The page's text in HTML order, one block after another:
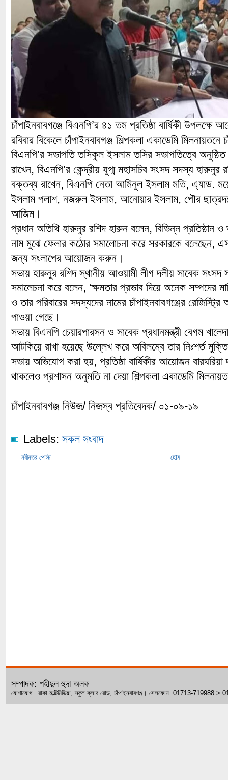
চাঁপাইনবাবগঞ্জে বিএনপি’র ৪১ তম প্রতিষ্ঠা বার্ষিকী
রবিবার বিকেলে চাঁপাইনবাবগঞ্জ শিল্পকলা একাডেমি
বিএনপি’র সভাপতি তসিকুল ইসলাম তসির সভাপতিত্বে
রাখেন, বিএনপি’র কেন্দ্রীয় যুগ্ম মহাসচিব সংসদ সদস্য
বক্তব্য রাখেন, বিএনপি নেতা আমিনুল ইসলাম মতি, এ্যাড.
ইসলাম পলাশ, নজরুল ইসলাম, আনোয়ার ইসলাম, পৌর
আজিম।
প্রধান অতিথি হারুনুর রশিদ হারুন বলেন, বিভিন্ন প্রতিষ্ঠান
নাম মুঝে ফেলার কঠোর সমালোচনা করে সরকারকে বলেছেন,
জন্য সংলাপের আয়োজন করুন।
সভায় হারুনুর রশিদ স্থানীয় আওয়ামী লীগ দলীয় সাবেক
সমালেচনা করে বলেন, ‘ক্ষমতার প্রভাব দিয়ে অনেক সম্পদের
ও তার পরিবারের সদস্যদের নামের চাঁপাইনবাবগঞ্জের
পাওয়া গেছে।
সভায় বিএনপি চেয়ারপারসন ও সাবেক প্রধানমন্ত্রী বেগম
আটকিয়ে রাখা হয়েছে উল্লেখ করে অবিলম্বে তার নিঃশর্ত
সভায় অভিযোগ করা হয়, প্রতিষ্ঠা বার্ষিকীর আয়োজন বারঘরিয়া
থাকলেও প্রশাসন অনুমতি না দেয়া শিল্পকলা একাডেমি
চাঁপাইনবাবগঞ্জ নিউজ/ নিজস্ব প্রতিবেদক/ ০১-০৯-১৯
Labels: সকল সংবাদ
নবীনতর পোস্ট হোম
সম্পাদক: শহীদুল হুদা অলক
যোগাযোগ : রাকা মাল্টিমিডিয়া, স্কুল ক্লাব রোড, চাঁপাইনবাবগঞ্জ। সেলফোন: 01713-